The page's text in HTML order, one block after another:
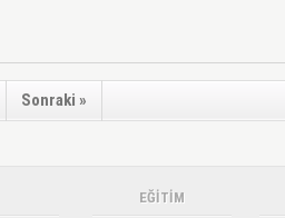
Sonraki »
EĞİTİM